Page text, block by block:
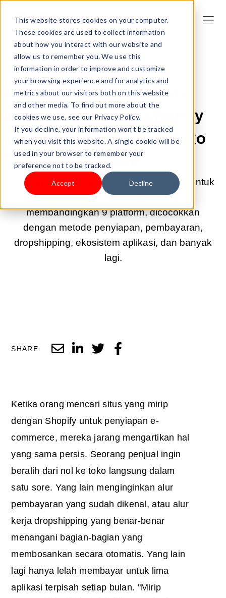
This website stores cookies on your computer.
These cookies are used to collect information
about how you interact with our website and
allow us to remember you. We use this
information in order to improve and customize
your browsing experience and for analytics and
metrics about our visitors both on this website
and other media. To find out more about the
cookies we use, see our Privacy Policy.
If you decline, your information won’t be tracked
when you visit this website. A single cookie will be
used in your browser to remember your
preference not to be tracked.
Accept Decline
2026 MEI 13 09:00:03 |MEMULAI BISNIS
Rekomendasi Situs
Serupa dengan Shopify
untuk Membangun Toko
Online
Mencari situs yang mirip dengan Shopify untuk
penyiapan e-commerce? Kami
membandingkan 9 platform, dicocokkan
dengan metode penyiapan, pembayaran,
dropshipping, ekosistem aplikasi, dan banyak
lagi.
SHARE
Ketika orang mencari situs yang mirip
dengan Shopify untuk penyiapan e-
commerce, mereka jarang mengartikan hal
yang sama persis. Seorang penjual ingin
beralih dari nol ke toko langsung dalam
satu sore. Yang lain menginginkan alur
pembayaran yang sudah dikenal, atau alur
kerja dropshipping yang benar-benar
menangani bagian-bagian yang
membosankan secara otomatis. Yang lain
lagi hanya lelah membayar untuk lima
aplikasi terpisah setiap bulan. "Mirip